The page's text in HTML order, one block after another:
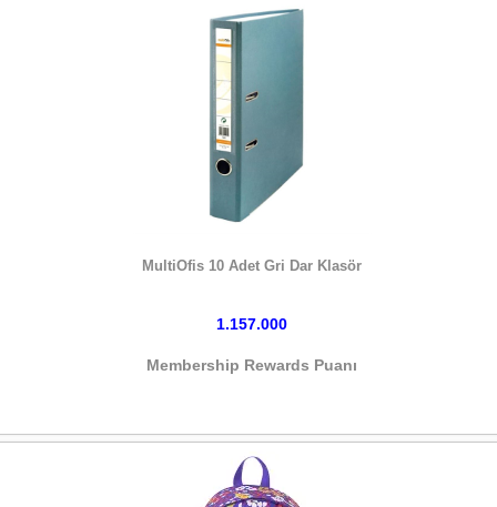
MultiOfis 10 Adet Gri Dar Klasör
1.157.000
Membership Rewards Puanı